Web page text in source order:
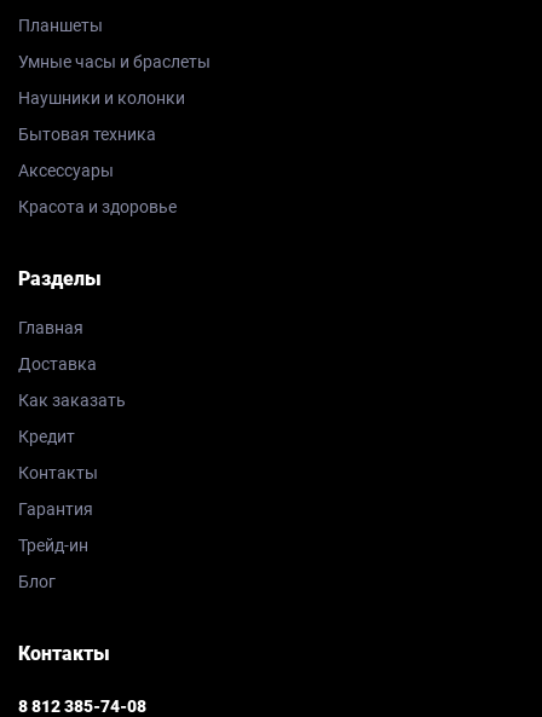
Планшеты
Умные часы и браслеты
Наушники и колонки
Бытовая техника
Аксессуары
Красота и здоровье
Разделы
Главная
Доставка
Как заказать
Кредит
Контакты
Гарантия
Трейд-ин
Блог
Контакты
8 812 385-74-08